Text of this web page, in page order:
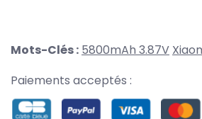
Mots-Clés : 5800mAh 3.87V
Paiements acceptés :